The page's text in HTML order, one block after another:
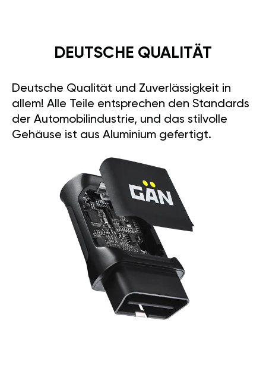
DEUTSCHE QUALITÄT
Deutsche Qualität und Zuverlässigkeit in
allem! Alle Teile entsprechen den Standards
der Automobilindustrie, und das stilvolle
Gehäuse ist aus Aluminium gefertigt.